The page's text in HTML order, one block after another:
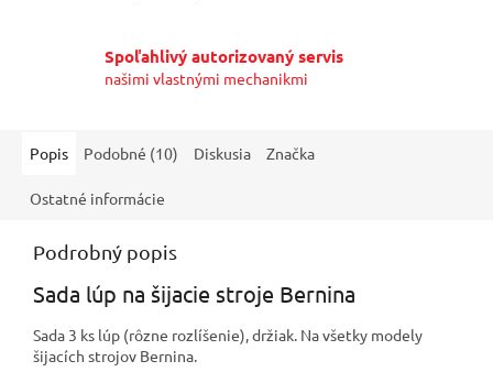
Spoľahlivý autorizovaný servis
našimi vlastnými mechanikmi
Popis Podobné (10) Diskusia Značka
Ostatné informácie
Podrobný popis
Sada lúp na šijacie stroje Bernina
Sada 3 ks lúp (rôzne rozlíšenie), držiak. Na všetky modely
šijacích strojov Bernina.